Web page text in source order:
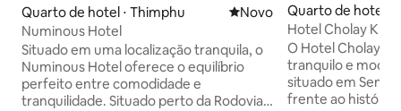
Quarto de hotel ⋅ Thimphu Novo lugar para ficar
Novo
Numinous Hotel
Situado em uma localização tranquila, o
Numinous Hotel oferece o equilíbrio
perfeito entre comodidade e
tranquilidade. Situado perto da Rodovia
Quarto de hotel ⋅
Hotel Cholay
O Hotel Cholay
tranquilo e
situado em
frente ao